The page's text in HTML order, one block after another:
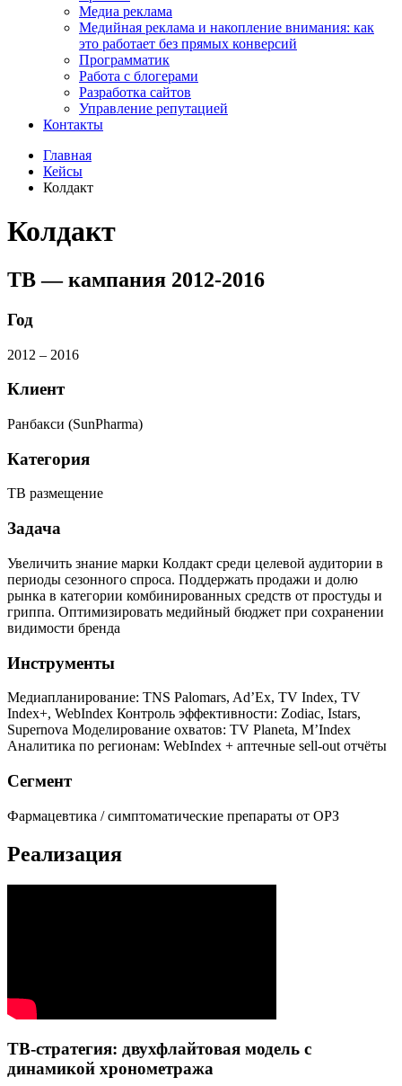
Медиа реклама
Медийная реклама и накопление внимания: как
это работает без прямых конверсий
Программатик
Работа с блогерами
Разработка сайтов
Управление репутацией
Контакты
Главная
Кейсы
Колдакт
Колдакт
ТВ — кампания 2012-2016
Год
2012 – 2016
Клиент
Ранбакси (SunPharma)
Категория
ТВ размещение
Задача
Увеличить знание марки Колдакт среди целевой аудитории в
периоды сезонного спроса. Поддержать продажи и долю
рынка в категории комбинированных средств от простуды и
гриппа. Оптимизировать медийный бюджет при сохранении
видимости бренда
Инструменты
Медиапланирование: TNS Palomars, Ad’Ex, TV Index, TV
Index+, WebIndex Контроль эффективности: Zodiac, Istars,
Supernova Моделирование охватов: TV Planeta, M’Index
Аналитика по регионам: WebIndex + аптечные sell-out отчёты
Сегмент
Фармацевтика / симптоматические препараты от ОРЗ
Реализация
ТВ-стратегия: двухфлайтовая модель с
динамикой хронометража